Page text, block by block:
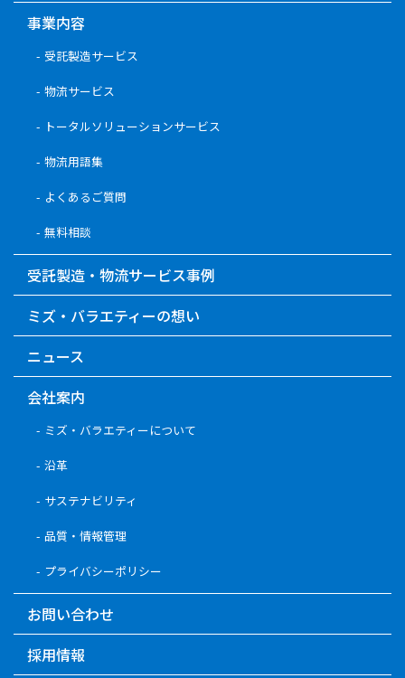
事業内容
受託製造サービス
物流サービス
トータルソリューションサービス
物流用語集
よくあるご質問
無料相談
受託製造・物流サービス事例
ミズ・バラエティーの想い
ニュース
会社案内
ミズ・バラエティーについて
沿革
サステナビリティ
品質・情報管理
プライバシーポリシー
お問い合わせ
採用情報